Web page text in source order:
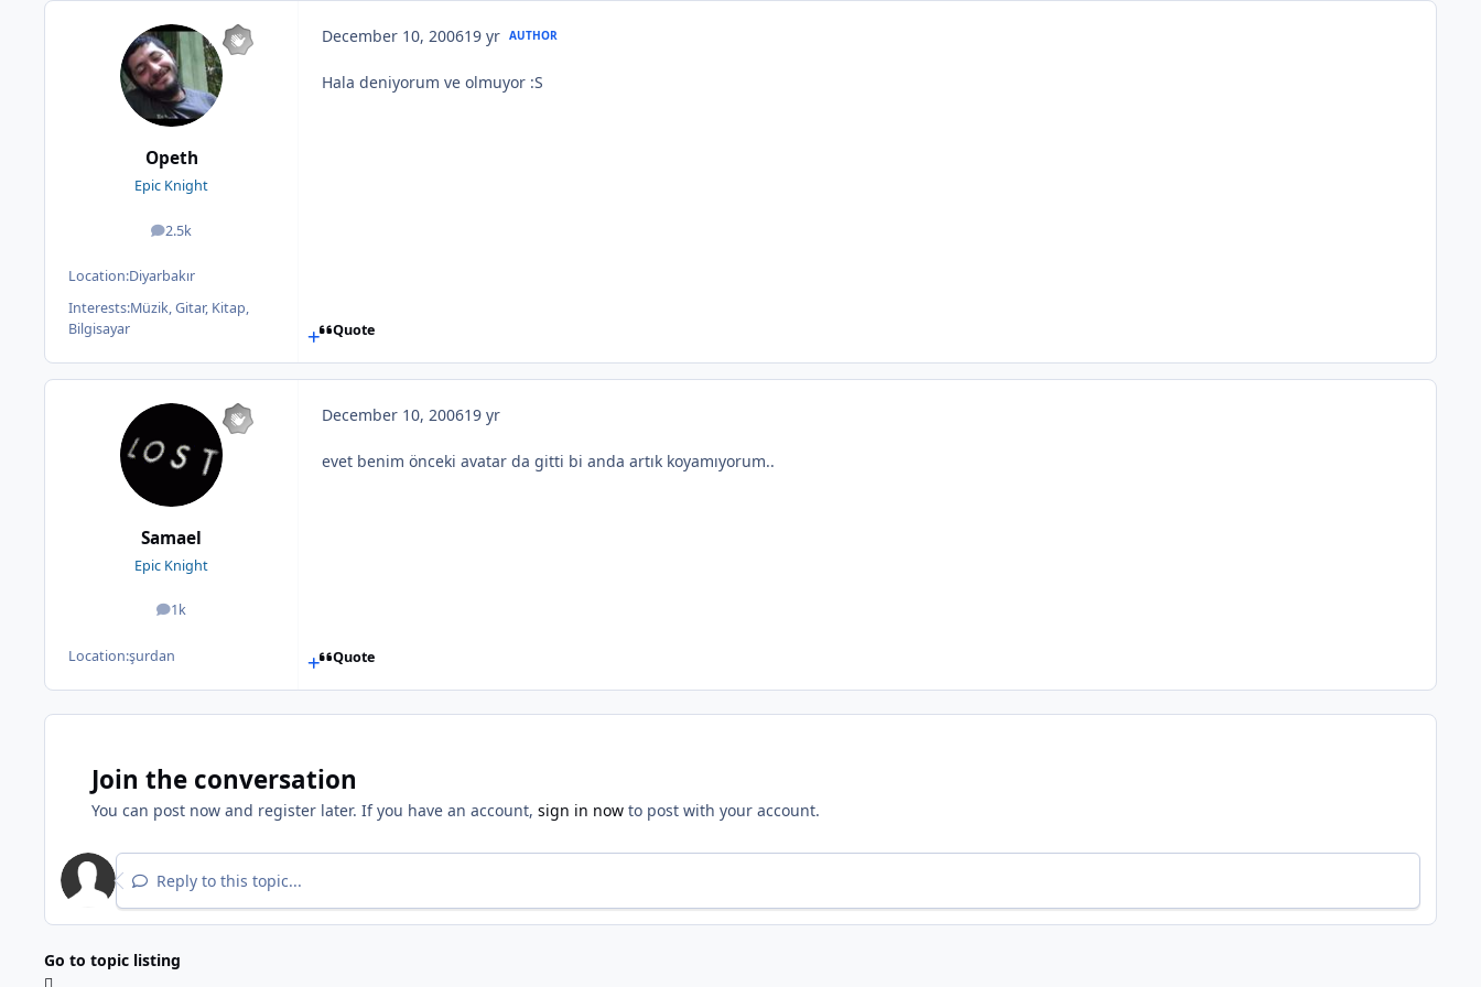
Opeth
Epic Knight
2.5k
posts
Location:Diyarbakır
Interests:Müzik, Gitar, Kitap,
Bilgisayar
December 10, 200619 yr AUTHOR
Hala deniyorum ve olmuyor :S
Quote
Samael
Epic Knight
1k
posts
Location:şurdan
December 10, 200619 yr
evet benim önceki avatar da gitti bi anda artık koyamıyorum..
Quote
Join the conversation
You can post now and register later. If you have an account, sign in now to post with your account.
Reply to this topic...
Go to topic listing